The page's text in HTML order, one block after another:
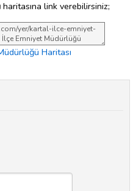
haritasına link verebilirsiniz;
Haritası